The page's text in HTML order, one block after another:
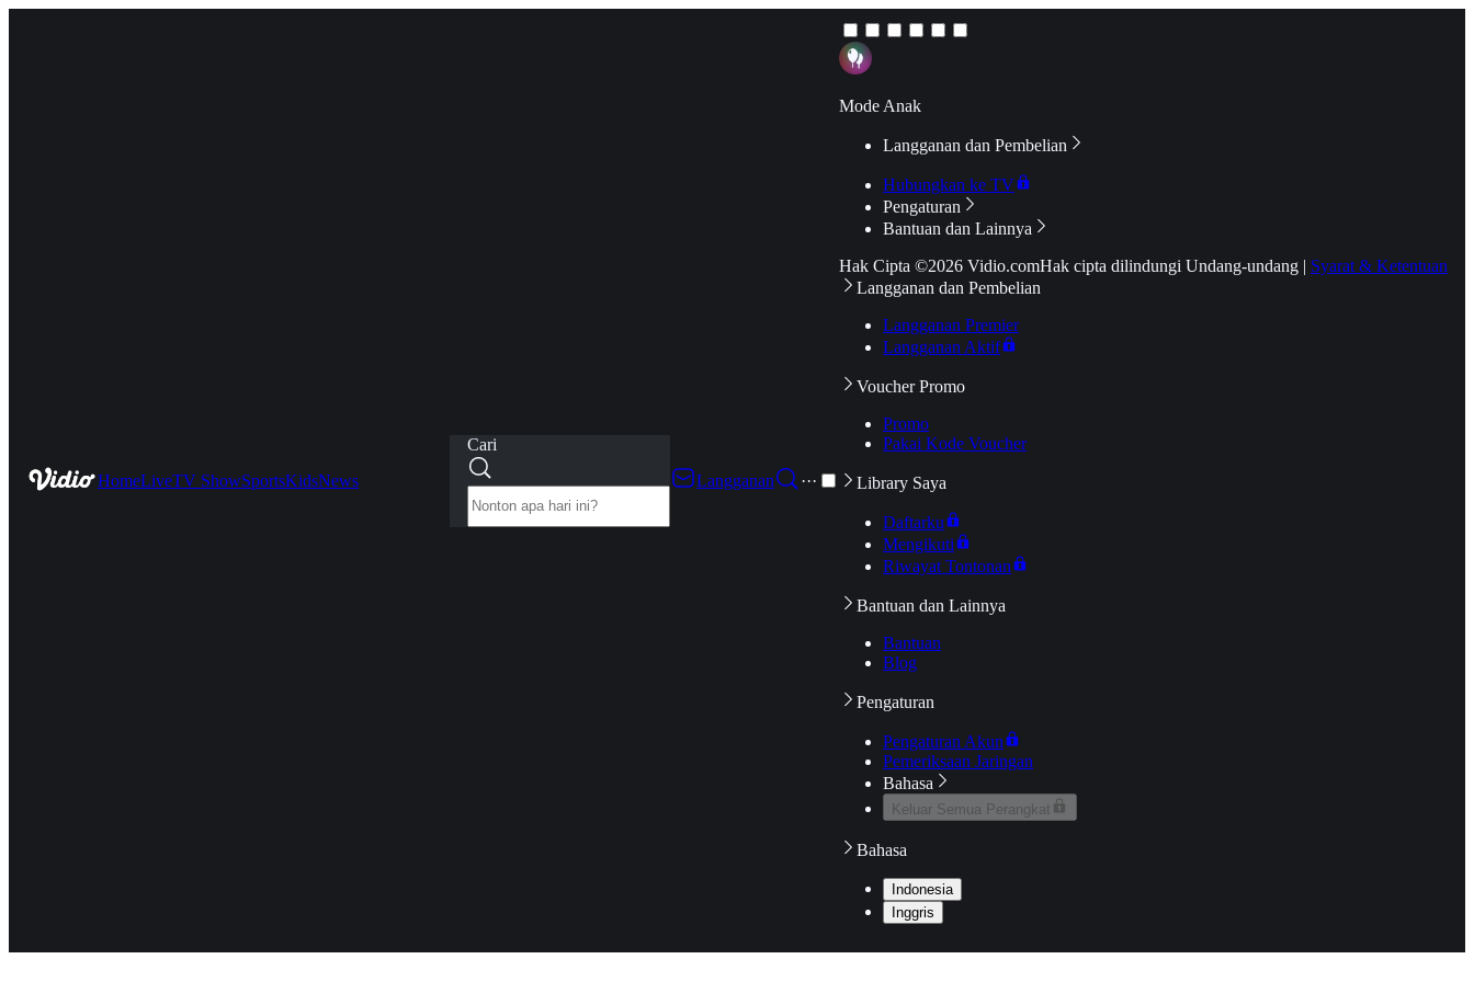
HomeLiveTV ShowSportsKidsNews
Cari
Langganan
···
Mode Anak
Langganan dan Pembelian
Hubungkan ke TV
Pengaturan
Bantuan dan Lainnya
Hak Cipta ©2026 Vidio.comHak cipta dilindungi Undang-undang | Syarat & Ketentuan
Langganan dan Pembelian
Langganan Premier
Langganan Aktif
Voucher Promo
Promo
Pakai Kode Voucher
Library Saya
Daftarku
Mengikuti
Riwayat Tontonan
Bantuan dan Lainnya
Bantuan
Blog
Pengaturan
Pengaturan Akun
Pemeriksaan Jaringan
Bahasa
Keluar Semua Perangkat
Bahasa
Indonesia
Inggris